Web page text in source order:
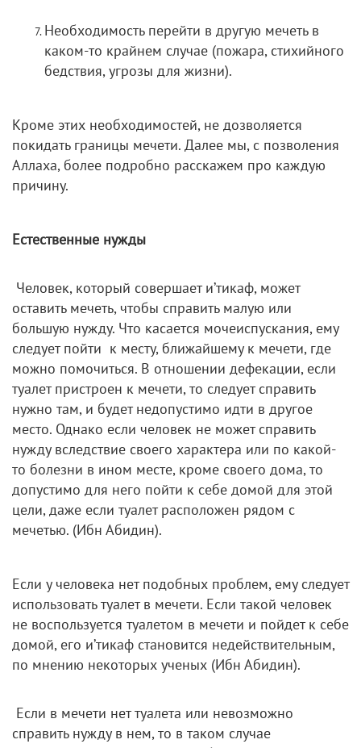
Необходимость перейти в другую мечеть в
каком-то крайнем случае (пожара, стихийного
бедствия, угрозы для жизни).
Кроме этих необходимостей, не дозволяется
покидать границы мечети. Далее мы, с позволения
Аллаха, более подробно расскажем про каждую
причину.
Естественные нужды
Человек, который совершает и’тикаф, может
оставить мечеть, чтобы справить малую или
большую нужду. Что касается мочеиспускания, ему
следует пойти к месту, ближайшему к мечети, где
можно помочиться. В отношении дефекации, если
туалет пристроен к мечети, то следует справить
нужно там, и будет недопустимо идти в другое
место. Однако если человек не может справить
нужду вследствие своего характера или по какой-
то болезни в ином месте, кроме своего дома, то
допустимо для него пойти к себе домой для этой
цели, даже если туалет расположен рядом с
мечетью. (Ибн Абидин).
Если у человека нет подобных проблем, ему следует
использовать туалет в мечети. Если такой человек
не воспользуется туалетом в мечети и пойдет к себе
домой, его и’тикаф становится недействительным,
по мнению некоторых ученых (Ибн Абидин).
Если в мечети нет туалета или невозможно
справить нужду в нем, то в таком случае